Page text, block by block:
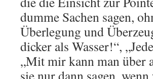
dumme Sachen sagen,
Überlegung und
dicker als Wasser!“,
„Mit mir kann man über
sie nur dann sagen,